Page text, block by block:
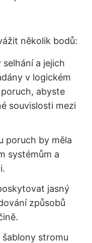
několik bodů:
selhání a jejich
v logickém
abyste
souvislosti mezi
poruch by měla
systémům a
jasný
způsobů
šablony stromu